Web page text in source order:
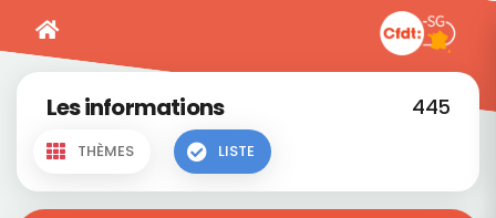
Les informations 445
THÈMES LISTE